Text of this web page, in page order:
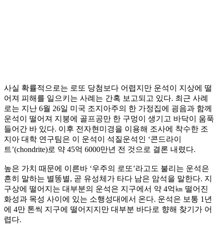
사실 확률적으로는 로또 당첨보다 어렵지만 운석이 지상에 떨
어져 피해를 일으키는 사례는 간혹 보고되고 있다. 최근 사례
로는 지난 6월 26일 미국 조지아주의 한 가정집에 굉음과 함께
운석이 떨어져 지붕에 골프공만 한 구멍이 생기고 바닥이 움푹
들어간 바 있다. 이후 전자현미경을 이용해 조사에 착수한 조
지아 대학 연구팀은 이 운석이 석질운석인 ‘콘드라이
트’(chondrite)로 약 45억 6000만년 전 것으로 결론 내렸다.
높은 가치 때문에 이른바 ‘우주의 로또’라고도 불리는 운석은
흔히 말하는 별똥별, 곧 유성체가 타다 남은 암석을 말한다. 지
구상에 떨어지는 대부분의 운석은 지구에서 약 4억㎞ 떨어진
화성과 목성 사이에 있는 소행성대에서 온다. 운석은 보통 1년
에 4만 톤씩 지구에 떨어지지만 대부분 바다로 향해 찾기가 어
렵다.